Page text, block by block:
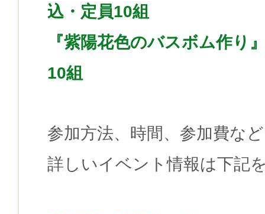
込・定員10組
『紫陽花色のバスボム作り
10組
参加方法、時間、参加費など
詳しいイベント情報は下記